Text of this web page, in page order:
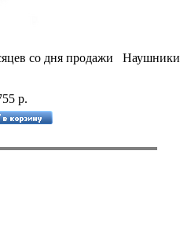
со дня продажи Наушники
р.